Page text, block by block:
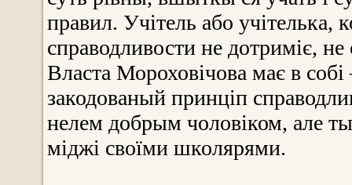
правил. Учітель або учітелька,
справодливости не дотриміє,
Власта Мороховічова має в
закодованый принціп
нелем добрым чоловіком, але
міджі своїми школярями.